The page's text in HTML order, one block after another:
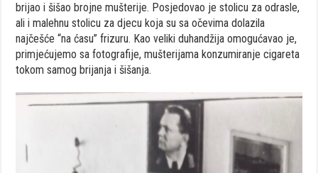
brijao i šišao brojne mušterije. Posjedovao je stolicu za odrasle,
ali i malehnu stolicu za djecu koja su sa očevima dolazila
najčešće “na ćasu” frizuru. Kao veliki duhandžija omogućavao je,
primjećujemo sa fotografije, mušterijama konzumiranje cigareta
tokom samog brijanja i šišanja.